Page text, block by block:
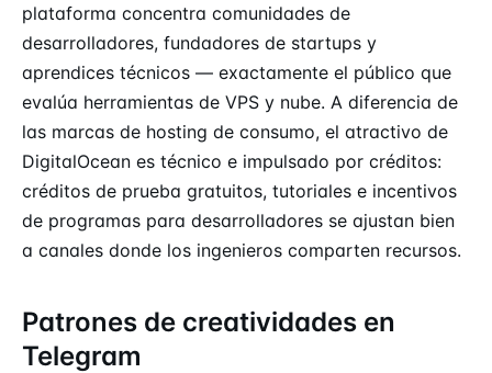
plataforma concentra comunidades de
desarrolladores, fundadores de startups y
aprendices técnicos — exactamente el público que
evalúa herramientas de VPS y nube. A diferencia de
las marcas de hosting de consumo, el atractivo de
DigitalOcean es técnico e impulsado por créditos:
créditos de prueba gratuitos, tutoriales e incentivos
de programas para desarrolladores se ajustan bien
a canales donde los ingenieros comparten recursos.
Patrones de creatividades en
Telegram